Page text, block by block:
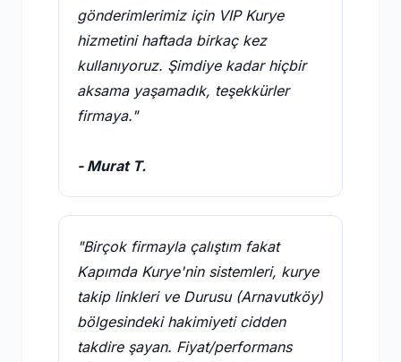
gönderimlerimiz için VIP Kurye
hizmetini haftada birkaç kez
kullanıyoruz. Şimdiye kadar hiçbir
aksama yaşamadık, teşekkürler
firmaya."
- Murat T.
"Birçok firmayla çalıştım fakat
Kapımda Kurye'nin sistemleri, kurye
takip linkleri ve Durusu (Arnavutköy)
bölgesindeki hakimiyeti cidden
takdire şayan. Fiyat/performans